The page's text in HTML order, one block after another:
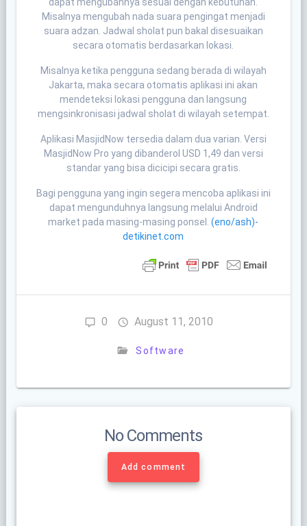
Misalnya mengubah nada suara pengingat menjadi
suara adzan. Jadwal sholat pun bakal disesuaikan
secara otomatis berdasarkan lokasi.
Misalnya ketika pengguna sedang berada di wilayah
Jakarta, maka secara otomatis aplikasi ini akan
mendeteksi lokasi pengguna dan langsung
mengsinkronisasi jadwal sholat di wilayah setempat.
Aplikasi MasjidNow tersedia dalam dua varian. Versi
MasjidNow Pro yang dibanderol USD 1,49 dan versi
standar yang bisa dicicipi secara gratis.
Bagi pengguna yang ingin segera mencoba aplikasi ini
dapat mengunduhnya langsung melalui Android
market pada masing-masing ponsel.(eno/ash)-
detikinet.com
0 August 11, 2010
Software
No Comments
Add comment